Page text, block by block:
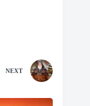
NEXT